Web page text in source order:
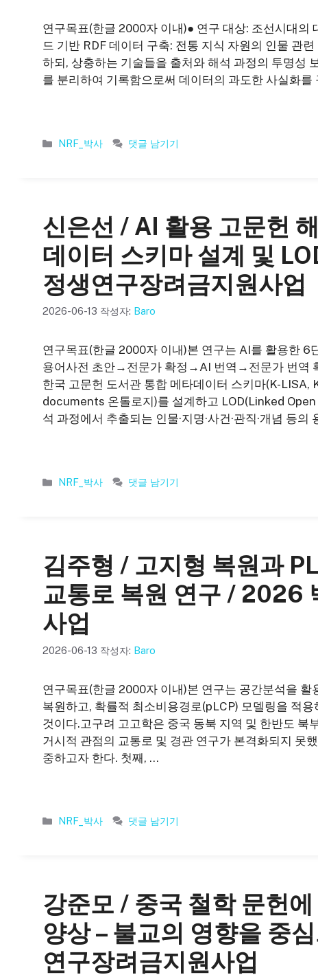
연구목표(한글 2000자 이내)● 연구 대상: 조선시대의
드 기반 RDF 데이터 구축: 전통 지식 자원의 인물 관
하되, 상충하는 기술들을 출처와 해석 과정의 투명성
를 분리하여 기록함으로써 데이터의 과도한 사실화
카
NRF_박사 댓글 남기기
신은선 / AI 활용 고문헌
데이터 스키마 설계 및
정생연구장려금지원사업
2026-06-13 작성자: Baro
연구목표(한글 2000자 이내)본 연구는 AI를 활용한
용어사전 초안→전문가 확정→AI 번역→전문가 번역
한국 고문헌 도서관 통합 메타데이터 스키마(K-
documents 온톨로지)를 설계하고 LOD(Linked
석 과정에서 추출되는 인물·지명·사건·관직·개념 등
카
NRF_박사 댓글 남기기
김주형 / 고지형 복원과
교통로 복원 연구 / 2026
사업
2026-06-13 작성자: Baro
연구목표(한글 2000자 이내)본 연구는 공간분석을
복원하고, 확률적 최소비용경로(pLCP) 모델링을 적
것이다.고구려 고고학은 중국 동북 지역 및 한반도 북
거시적 관점의 교통로 및 경관 연구가 본격화되지 못
중하고자 한다. 첫째, …
카
NRF_박사 댓글 남기기
강준모 / 중국 철학 문헌
양상 – 불교의 영향을 중
연구장려금지원사업